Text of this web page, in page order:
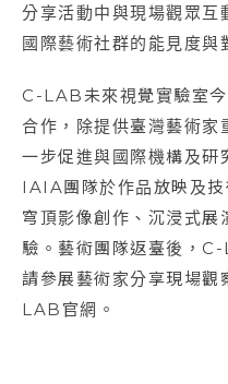
分享活動中與現場觀眾互
國際藝術社群的能見度與
C-LAB未來視覺實驗室
合作，除提供臺灣藝術家
一步促進與國際機構及研
IAIA團隊於作品放映及
穹頂影像創作、沉浸式展
驗。藝術團隊返臺後，
請參展藝術家分享現場觀
LAB官網。